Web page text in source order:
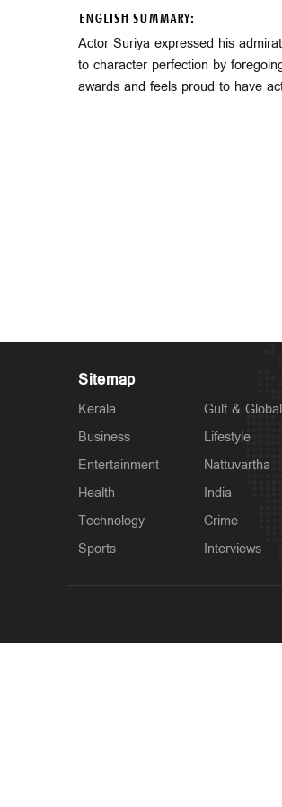
ENGLISH SUMMARY:
Actor Suriya expressed his
to character perfection by
awards and feels proud to have
Sitemap
Kerala
Business
Entertainment
Health
Technology
Sports
Gulf & Global
Lifestyle
Nattuvartha
India
Crime
Interviews